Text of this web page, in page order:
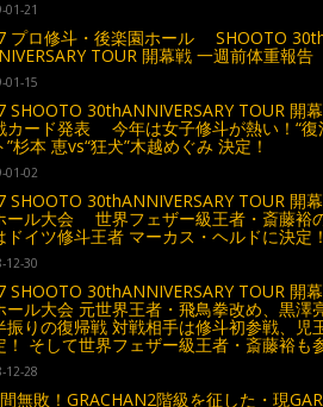
01-21
プロ修斗・後楽園ホール SHOOTO
TOUR 開幕戦 一週前体重報告
01-15
SHOOTO 30thANNIVERSARY TOUR 開
カード発表 今年は女子修斗が熱い！“復
”杉本 恵vs“狂犬”木越めぐみ 決定！
01-02
SHOOTO 30thANNIVERSARY TOUR 開
ール大会 世界フェザー級王者・斎藤裕
ドイツ修斗王者 マーカス・ヘルドに決定！
12-30
SHOOTO 30thANNIVERSARY TOUR 開
ール大会 元世界王者・飛鳥拳改め、黒澤
振りの復帰戦 対戦相手は修斗初参戦、児
！ そして世界フェザー級王者・斎藤裕も
12-28
無敗！GRACHAN2階級を征した・現